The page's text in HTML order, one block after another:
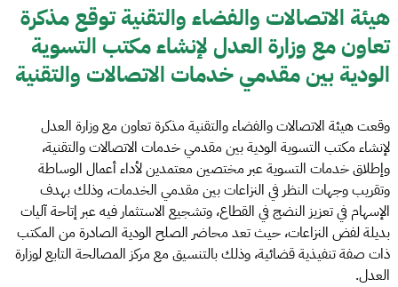
هيئة الاتصالات والفضاء والتقنية توقع مذكرة
تعاون مع وزارة العدل لإنشاء مكتب التسوية
الودية بين مقدمي خدمات الاتصالات والتقنية
وقعت هيئة الاتصالات والفضاء والتقنية مذكرة تعاون مع وزارة العدل
لإنشاء مكتب التسوية الودية بين مقدمي خدمات الاتصالات والتقنية،
وإطلاق خدمات التسوية عبر مختصين معتمدين لأداء أعمال الوساطة
وتقريب وجهات النظر في النزاعات بين مقدمي الخدمات، وذلك بهدف
الإسهام في تعزيز النضج في القطاع، وتشجيع الاستثمار فيه عبر إتاحة آليات
بديلة لفض النزاعات، حيث تعد محاضر الصلح الودية الصادرة من المكتب
ذات صفة تنفيذية قضائية، وذلك بالتنسيق مع مركز المصالحة التابع لوزارة
العدل.